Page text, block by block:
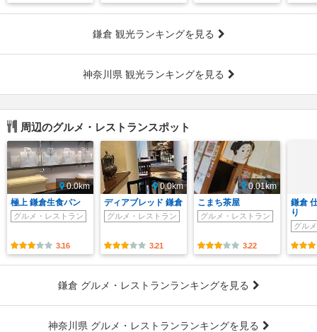
鎌倉 観光ランキングを見る
神奈川県 観光ランキングを見る
周辺のグルメ・レストランスポット
0.0km
極上 鎌倉生食パン
グルメ・レストラン
3.16
0.0km
ディアブレッド 鎌倉
グルメ・レストラン
3.21
0.01km
こまち茶屋
グルメ・レストラン
3.22
鎌倉
り
グル
鎌倉 グルメ・レストランランキングを見る
神奈川県 グルメ・レストランランキングを見る